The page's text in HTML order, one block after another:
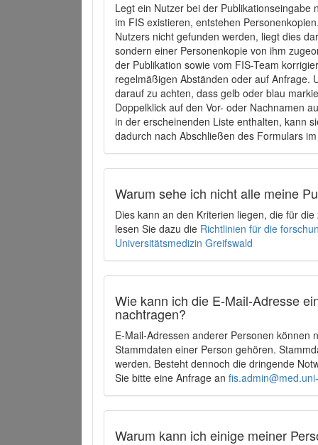
Legt ein Nutzer bei der
im FIS existieren, entstehen
Nutzers nicht gefunden werden, liegt dies
sondern einer Personenkopie von ihm
der Publikation sowie vom FIS-Team
regelmäßigen Abständen oder auf Anfrage.
darauf zu achten, dass gelb oder blau
Doppelklick auf den Vor- oder Nachnamen
in der erscheinenden Liste enthalten, kann
dadurch nach Abschließen des Formulars
Warum sehe ich nicht alle meine
Dies kann an den Kriterien liegen, die für
lesen Sie dazu die Richtlinien für die
Universitätsmedizin Greifswald
Wie kann ich die E-Mail-Adresse
nachtragen?
E-Mail-Adressen anderer Personen können
Stammdaten einer Person gehören.
werden. Besteht dennoch die dringende
Sie bitte eine Anfrage an
Warum kann ich einige meiner